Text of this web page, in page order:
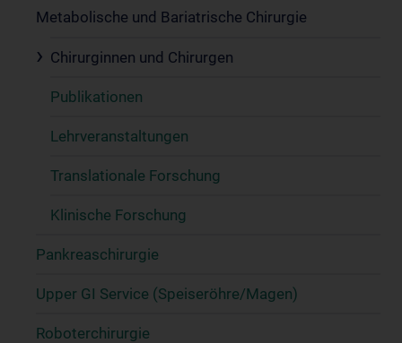
Metabolische und Bariatrische Chirurgie
Chirurginnen und Chirurgen
Publikationen
Lehrveranstaltungen
Translationale Forschung
Klinische Forschung
Pankreaschirurgie
Upper GI Service (Speiseröhre/Magen)
Roboterchirurgie